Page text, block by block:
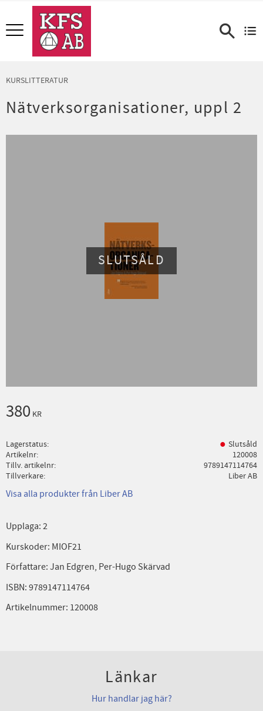
Meny
KURSLITTERATUR
Nätverksorganisationer, uppl 2
SLUTSÅLD
380 KR
Lagerstatus
Slutsåld
Artikelnr
120008
Tillv. artikelnr
9789147114764
Tillverkare
Liber AB
Visa alla produkter från Liber AB
Upplaga: 2
Kurskoder: MIOF21
Författare: Jan Edgren, Per-Hugo Skärvad
ISBN: 9789147114764
Artikelnummer: 120008
Länkar
Hur handlar jag här?